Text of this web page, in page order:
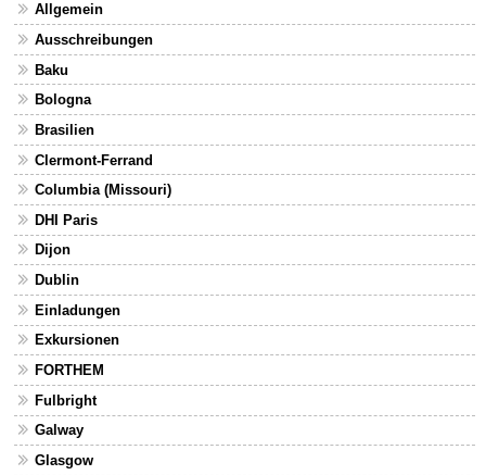
Allgemein
Ausschreibungen
Baku
Bologna
Brasilien
Clermont-Ferrand
Columbia (Missouri)
DHI Paris
Dijon
Dublin
Einladungen
Exkursionen
FORTHEM
Fulbright
Galway
Glasgow